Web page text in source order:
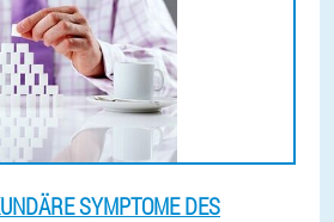
SYMPTOME DES